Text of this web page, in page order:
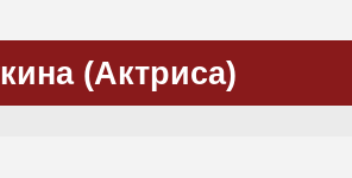
(Актриса)